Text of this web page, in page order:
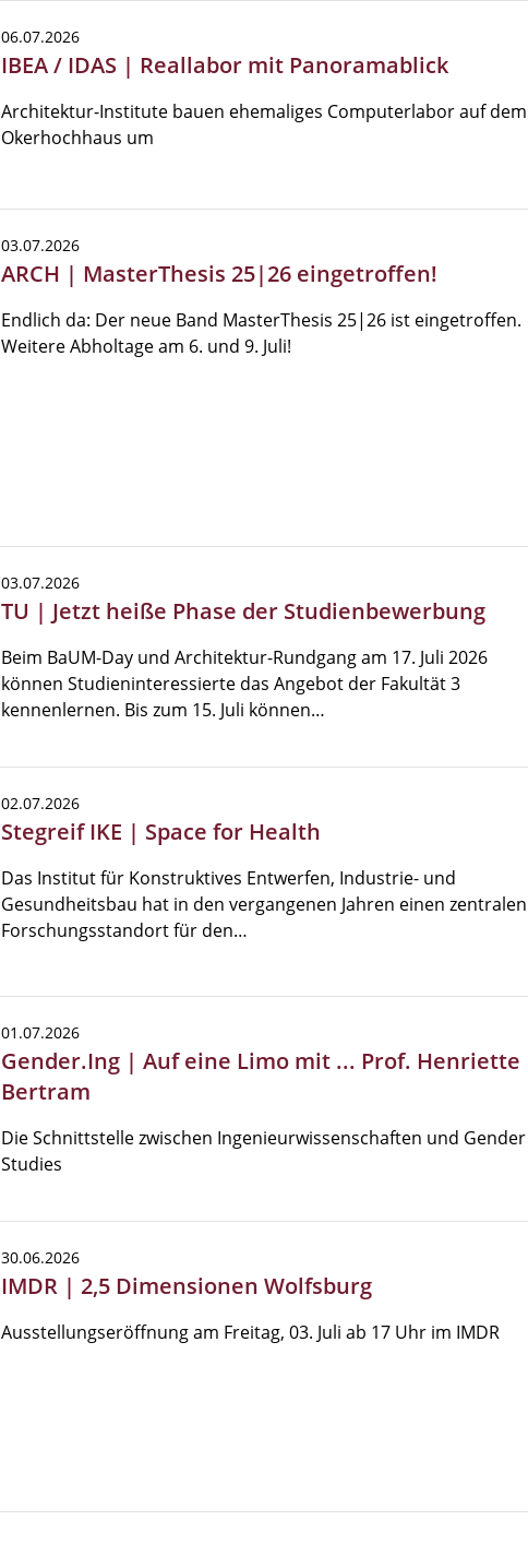
06.07.2026
IBEA / IDAS | Reallabor mit Panoramablick
Architektur-Institute bauen ehemaliges Computerlabor auf dem
Okerhochhaus um
03.07.2026
ARCH | MasterThesis 25|26 eingetroffen!
Endlich da: Der neue Band MasterThesis 25|26 ist eingetroffen.
Weitere Abholtage am 6. und 9. Juli!
03.07.2026
TU | Jetzt heiße Phase der Studienbewerbung
Beim BaUM-Day und Architektur-Rundgang am 17. Juli 2026
können Studieninteressierte das Angebot der Fakultät 3
kennenlernen. Bis zum 15. Juli können…
02.07.2026
Stegreif IKE | Space for Health
Das Institut für Konstruktives Entwerfen, Industrie- und
Gesundheitsbau hat in den vergangenen Jahren einen zentralen
Forschungsstandort für den…
01.07.2026
Gender.Ing | Auf eine Limo mit ... Prof. Henriette
Bertram
Die Schnittstelle zwischen Ingenieurwissenschaften und Gender
Studies
30.06.2026
IMDR | 2,5 Dimensionen Wolfsburg
Ausstellungseröffnung am Freitag, 03. Juli ab 17 Uhr im IMDR